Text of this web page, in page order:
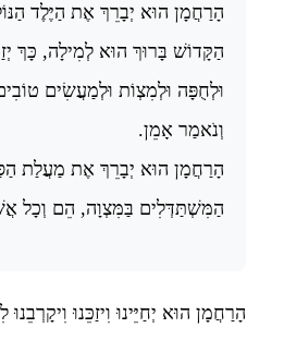
הָרַחֲמָן הוּא יְבָרֵךְ אֶת הַיֶּלֶד
הַקָּדוֹשׁ בָּרוּךְ הוּא לְמִילָה, כָּךְ
וּלְחֻפָּה וּלְמִצְוֹת וּלְמַעֲשִׂים
וְנֹאמַר אָמֵן.
הָרַחֲמָן הוּא יְבָרֵךְ אֶת מַעֲלַת
הַמִּשְׁתַּדְּלִים בַּמִּצְוָה, הֵם וְכָל
הָרַחֲמָן הוּא יְחַיֵּינוּ וִיזַכֵּנוּ